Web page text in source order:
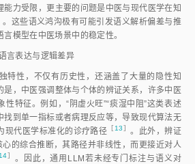
能力受限，更主要的问题是中医与现代医学在知
。这些语义鸿沟极有可能引发语义解析偏差与推
模型在中医场景中的稳定性。
言表达与逻辑差异
特性，不仅有历史性，还涵盖了大量的隐性知
是，中医强调整体与个体的辨证关系，许多中医
特征。例如，“阴虚火旺”“痰湿中阻”这类表述
找到单一指标或者病理反应等，导致现代算法无
现代医学标准化的诊疗路径 ［ 13］ 。此外，辨证
心的综合推断，其路径并非线性，而更接近对人
14］ 。因此，通用LLM若未经专门标注与语义对